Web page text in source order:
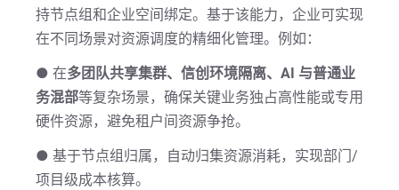
持节点组和企业空间绑定。基于该能力，企业可实现
在不同场景对资源调度的精细化管理。例如：
● 在多团队共享集群、信创环境隔离、AI 与普通业
务混部等复杂场景，确保关键业务独占高性能或专用
硬件资源，避免租户间资源争抢。
● 基于节点组归属，自动归集资源消耗，实现部门/
项目级成本核算。